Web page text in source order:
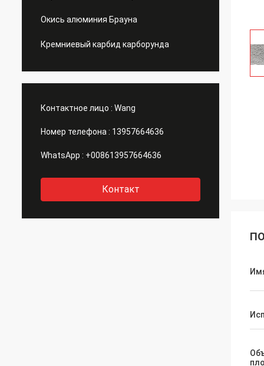
Окись алюминия Брауна
Кремниевый карбид карборунда
Контактное лицо : Wang
Номер телефона : 13957664636
WhatsApp : +008613957664636
Контакт